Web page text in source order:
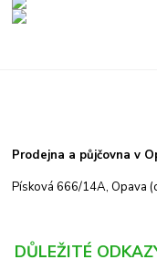
Prodejna a půjčovna v
Písková 666/14A, Opava
DŮLEŽITÉ